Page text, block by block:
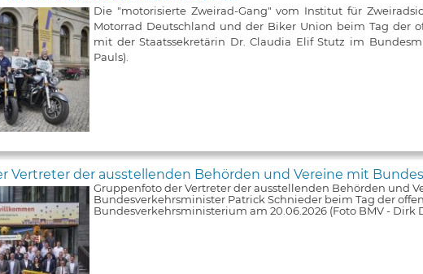
Die "motorisierte Zweirad-Gang" vom Institut für
Motorrad Deutschland und der Biker Union beim Tag der
mit der Staatssekretärin Dr. Claudia Elif Stutz im
Pauls).
Vertreter der ausstellenden Behörden und Vereine mit
Gruppenfoto der Vertreter der ausstellenden Behörden und
Bundesverkehrsminister Patrick Schnieder beim Tag der
Bundesverkehrsministerium am 20.06.2026 (Foto BMV - Dirk